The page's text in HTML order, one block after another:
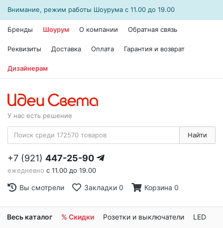
Внимание, режим работы Шоурума с 11.00 до 19.00
Бренды Шоурум О компании Обратная связь
Реквизиты Доставка Оплата Гарантия и возврат
Дизайнерам
У нас есть решение
Найти
+7 (921) 447-25-90
ежедневно с 11.00 до 19.00
Вы смотрели Закладки 0 Корзина 0
Весь каталог % Скидки Розетки и выключатели LED